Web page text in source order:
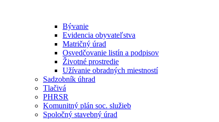
Bývanie
Evidencia obyvateľstva
Matričný úrad
Osvedčovanie listín a podpisov
Životné prostredie
Užívanie obradných miestností
Sadzobník úhrad
Tlačivá
PHRSR
Komunitný plán soc. služieb
Spoločný stavebný úrad